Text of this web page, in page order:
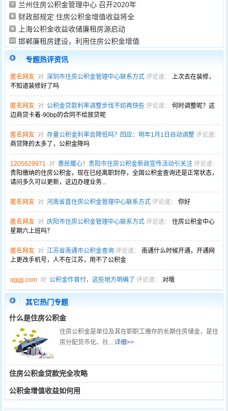
兰州住房公积金管理中心 召开2020年
财政部规定:住房公积金增值收益将全
上海公积金收益收储廉租房源启动
邯郸廉租房建设，利用住房公积金增值
专题热评资讯
匿名网友 对 深圳市住房公积金管理中心联系方式 评论道：
上次去在装修，
不知道装修好了吗
匿名网友 对 公积金贷款利率调整步伐不妨再快些 评论道：
何时调整呢？这
边商贷卡着-90bp的合同不给放贷呢
匿名网友 对 存量公积金利率会降低吗？回应：明年1月1日自动调整 评论道：
商贷降的太多了，公积金降吗
1205629971 对 惠民暖心！贵阳市住房公积金新政宣传活动引关注 评论道：
贵阳缴纳的住房公积金，现在已经离职封存，全国公积金查询还是正常状态，
请问多久可以更新，这边办理业务...
匿名网友 对 河南省直住房公积金管理中心联系方式 评论道： 你好
匿名网友 对 庆阳市住房公积金管理中心联系方式 评论道：
住房公积金中心
星期六上班吗？
匿名网友 对 江苏省南通市公积金查询 评论道：
南通什么时候开通，开通网
上更改手机号，人不在江苏，用不了公积金
qggjj.com 对 公积金作首付，这些地方明确了 评论道： 对哦
其它热门专题
什么是住房公积金
住房公积金是单位及其在职职工缴存的长期住房储金，是住
房分配货币化、社...详细>>
住房公积金贷款完全攻略
公积金增值收益如何用